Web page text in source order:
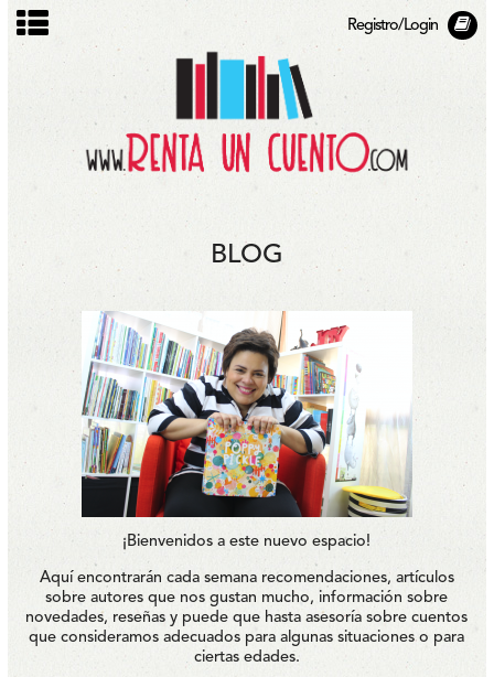
Registro/Login
BLOG
¡Bienvenidos a este nuevo espacio!
Aquí encontrarán cada semana recomendaciones, artículos
sobre autores que nos gustan mucho, información sobre
novedades, reseñas y puede que hasta asesoría sobre cuentos
que consideramos adecuados para algunas situaciones o para
ciertas edades.